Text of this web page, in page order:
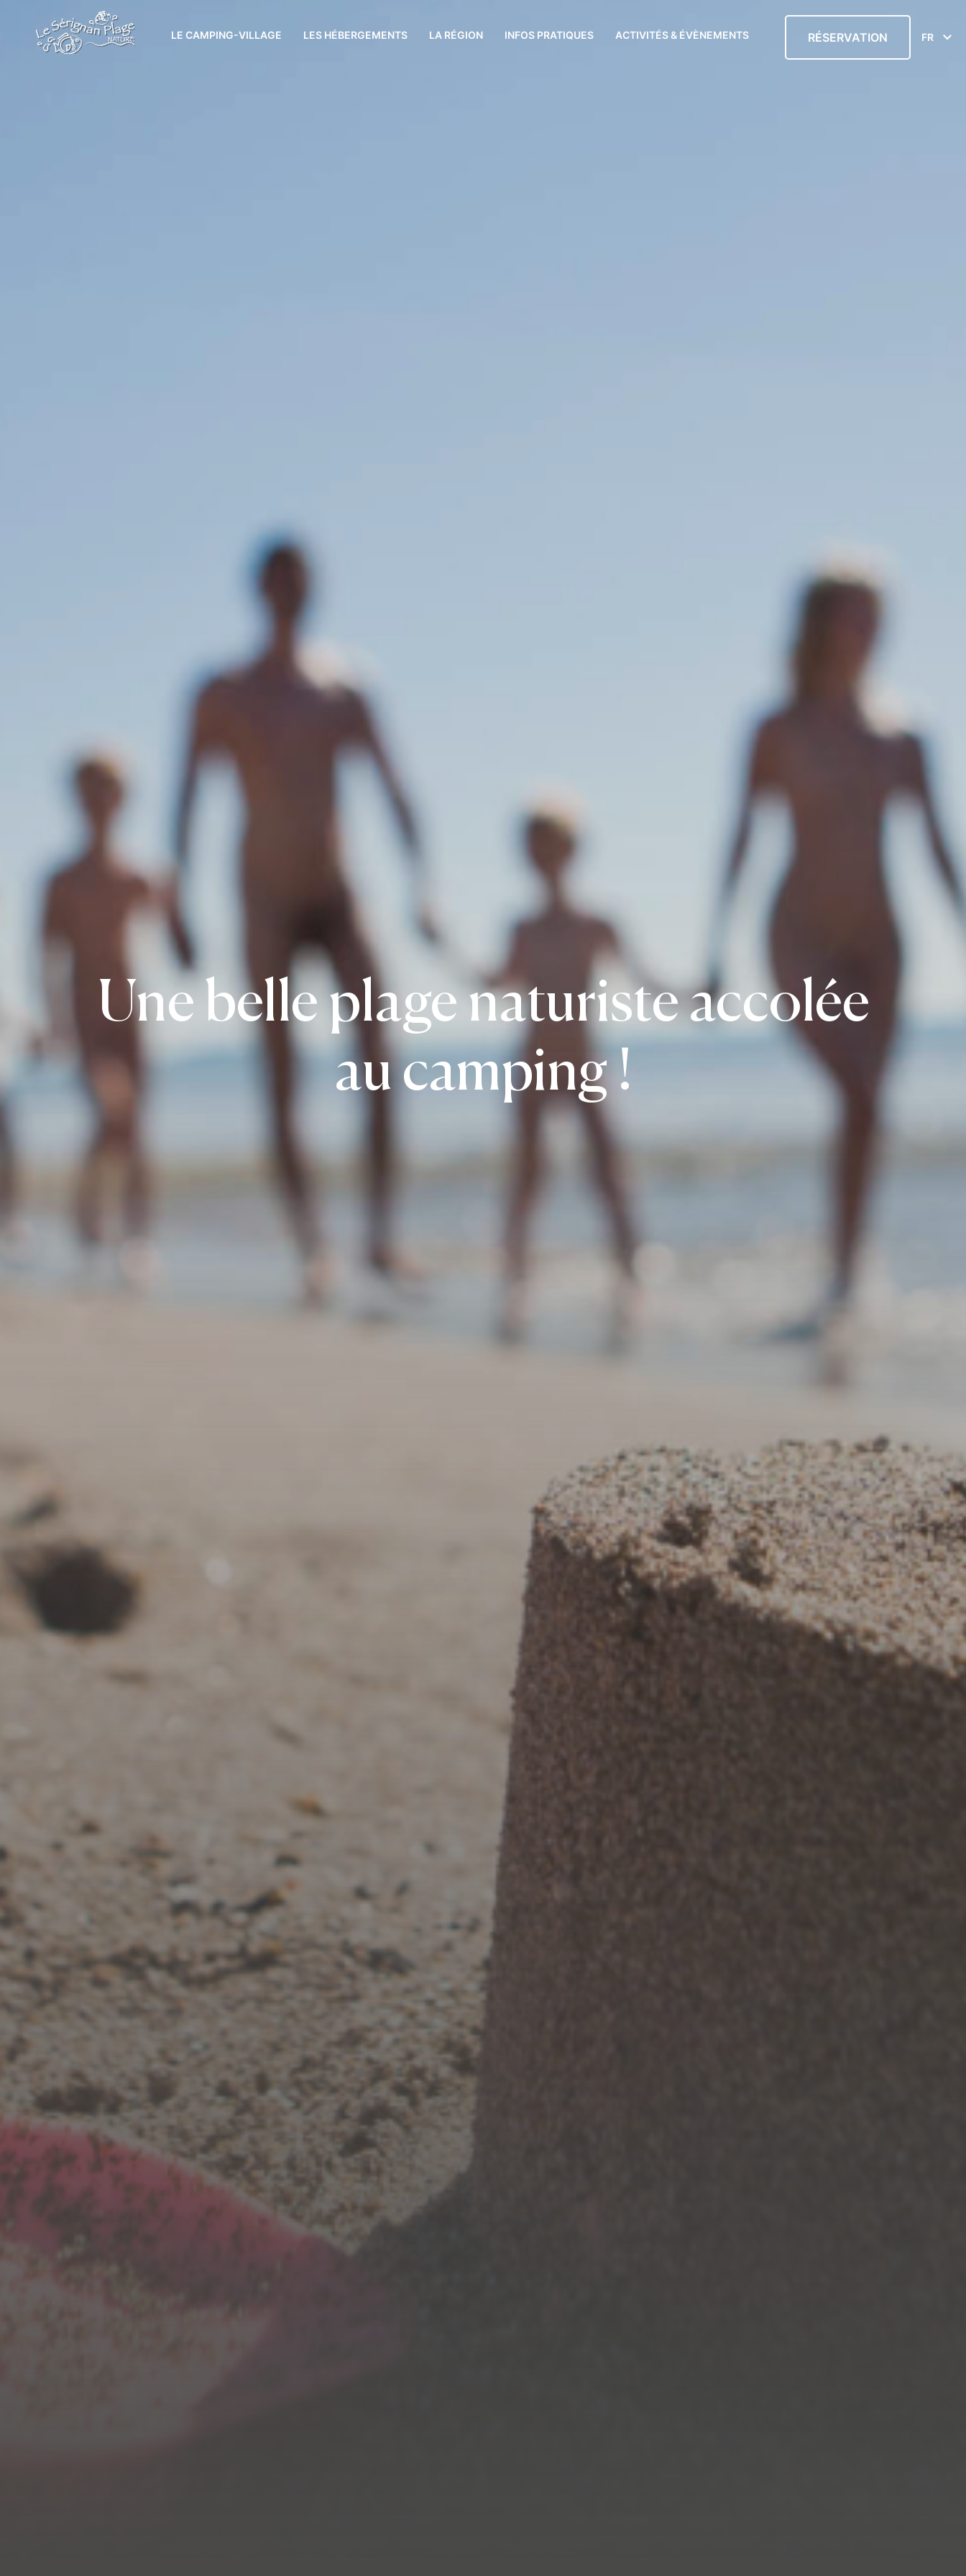
LE CAMPING-VILLAGE LES HÉBERGEMENTS LA RÉGION INFOS PRATIQUES ACTIVITÉS & ÉVÈNEMENTS RÉSERVATION FR
Une belle plage naturiste accolée
au camping !